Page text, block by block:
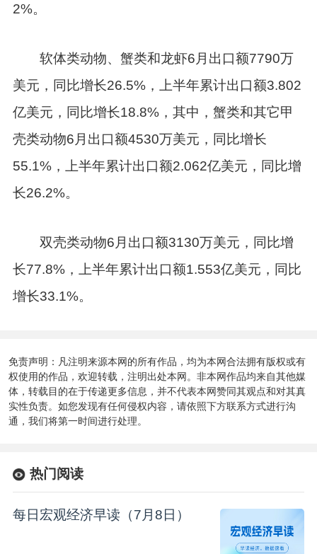
2%。
软体类动物、蟹类和龙虾6月出口额7790万
美元，同比增长26.5%，上半年累计出口额3.802
亿美元，同比增长18.8%，其中，蟹类和其它甲
壳类动物6月出口额4530万美元，同比增长
55.1%，上半年累计出口额2.062亿美元，同比增
长26.2%。
双壳类动物6月出口额3130万美元，同比增
长77.8%，上半年累计出口额1.553亿美元，同比
增长33.1%。
免责声明：凡注明来源本网的所有作品，均为本网合法拥有版权或有
权使用的作品，欢迎转载，注明出处本网。非本网作品均来自其他媒
体，转载目的在于传递更多信息，并不代表本网赞同其观点和对其真
实性负责。如您发现有任何侵权内容，请依照下方联系方式进行沟
通，我们将第一时间进行处理。
热门阅读
每日宏观经济早读（7月8日）